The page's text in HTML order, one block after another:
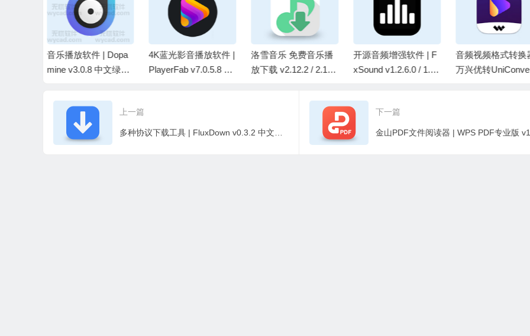
4K蓝光影音播放软件 |
PlayerFab v7.0.5.8 中
洛雪音乐 免费音乐播
放下载 v2.12.2 / 2.12.
开源音频增强软件 | F
xSound v1.2.6.0 / 1.2.
音频视频格式转换器 |
万兴优转UniConverter
便携版
多功能音频转换
Xrecode3 v1.186
上一篇 下一篇